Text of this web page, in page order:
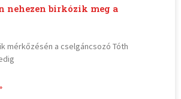
nehezen birkózik meg a
mérkőzésén a cselgáncsozó Tóth